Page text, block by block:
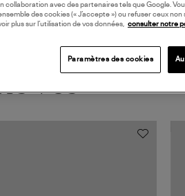
VUS
collaboration avec des partenaires tels que Google.
des cookies (« J’accepte ») ou refuser ceux
plus sur l’utilisation de vos données, consulter notre
Paramètres des cookies